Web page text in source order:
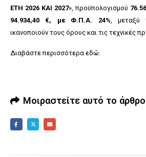
ΕΤΗ 2026 ΚΑΙ 2027», προϋπολογισμού
94.934,40 €, με Φ.Π.Α. 24%, μεταξύ
ικανοποιούν τους όρους και τις τεχνικές
Διαβάστε περισσότερα εδώ.
Μοιραστείτε αυτό το άρθρο